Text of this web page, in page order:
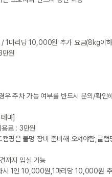
/ 1마리당 10,000원 추가 요금(8kg이
만원
우 주차 가능 여부를 반드시 문의/확인
마]
료 : 3만원
캠핑은 불멍 장비 준비해 오셔야함,글램
까지 입실 가능
시 1인 10,000원,1마리당 10,000원